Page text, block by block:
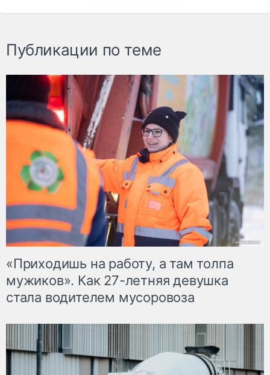
Публикации по теме
«Приходишь на работу, а там толпа
мужиков». Как 27-летняя девушка
стала водителем мусоровоза